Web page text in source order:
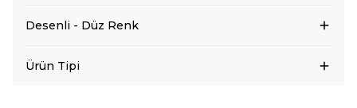
Desenli - Düz Renk
Ürün Tipi